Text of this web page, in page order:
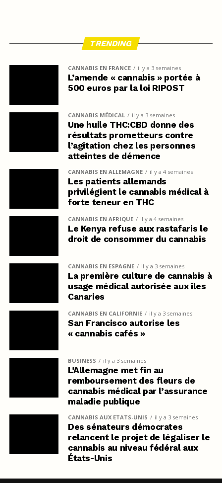
TRENDING
CANNABIS EN FRANCE il y a 3 semaines
L’amende « cannabis » portée à
500 euros par la loi RIPOST
CANNABIS MÉDICAL il y a 3 semaines
Une huile THC:CBD donne des
résultats prometteurs contre
l’agitation chez les personnes
atteintes de démence
CANNABIS EN ALLEMAGNE il y a 4 semaines
Les patients allemands
privilégient le cannabis médical à
forte teneur en THC
CANNABIS EN AFRIQUE il y a 4 semaines
Le Kenya refuse aux rastafaris le
droit de consommer du cannabis
CANNABIS EN ESPAGNE il y a 3 semaines
La première culture de cannabis à
usage médical autorisée aux îles
Canaries
CANNABIS EN CALIFORNIE il y a 3 semaines
San Francisco autorise les
« cannabis cafés »
BUSINESS il y a 3 semaines
L’Allemagne met fin au
remboursement des fleurs de
cannabis médical par l’assurance
maladie publique
CANNABIS AUX ETATS-UNIS il y a 3 semaines
Des sénateurs démocrates
relancent le projet de légaliser le
cannabis au niveau fédéral aux
États-Unis